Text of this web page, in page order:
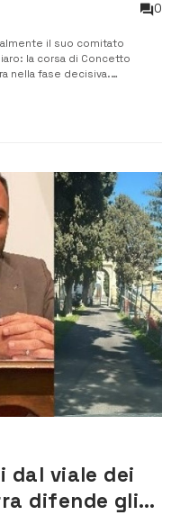
0
il suo comitato
la corsa di Concetto
nella fase decisiva.
svolto e, soprattutto,
dal viale dei
difende gli